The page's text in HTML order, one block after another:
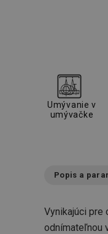
Umývanie v
umývačke
Popis a
Vynikajúci pre
odnímateľnou